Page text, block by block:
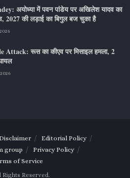
अयोध्या में पवन पांडेय पर अखिलेश यादव का
2027 की लड़ाई का बिगुल बज चुका है
Attack: रूस का कीएव पर मिसाइल हमला, 2
Editorial Policy
group
Privacy Policy
of Service
Rights Reserved.